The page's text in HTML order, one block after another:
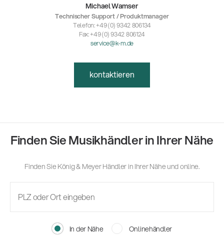
Michael Wamser
Technischer Support / Produktmanager
Telefon: +49 (0) 9342 806134
Fax: +49 (0) 9342 806124
service@k-m.de
kontaktieren
Finden Sie Musikhändler in Ihrer Nähe
Finden Sie König & Meyer Händler in Ihrer Nähe und online.
In der Nähe Onlinehändler